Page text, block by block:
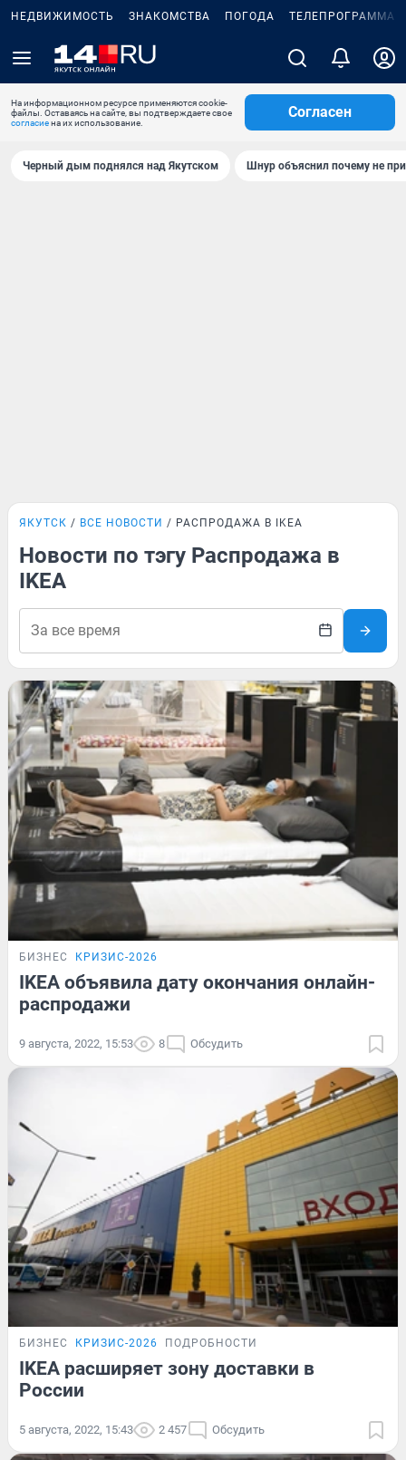
НЕДВИЖИМОСТЬ ЗНАКОМСТВА ПОГОДА ТЕЛЕПРОГРАММА
На информационном ресурсе применяются cookie-
файлы. Оставаясь на сайте, вы подтверждаете свое
согласиена их использование.
Согласен
Черный дым поднялся над Якутском Шнур объяснил почему не
ЯКУТСК ВСЕ НОВОСТИ РАСПРОДАЖА В IKEA
Новости по тэгу Распродажа в
IKEA
БИЗНЕС КРИЗИС-2026
IKEA объявила дату окончания онлайн-
распродажи
9 августа, 2022, 15:53 8 Обсудить
БИЗНЕС КРИЗИС-2026 ПОДРОБНОСТИ
IKEA расширяет зону доставки в
России
5 августа, 2022, 15:43 2 457 Обсудить